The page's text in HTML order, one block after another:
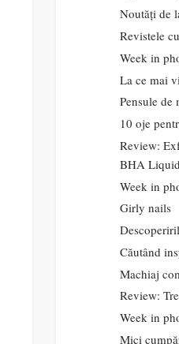
Noutăți de
Revistele
Week in
La ce mai
Pensule de
10 oje
Review:
BHA Liquid
Week in
Girly nails
Căutând
Machiaj
Review:
Week in
Mici